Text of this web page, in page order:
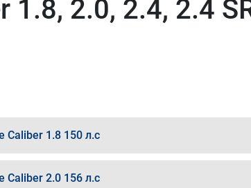
2.0, 2.4, 2.4
Caliber 1.8 150 л.с
Caliber 2.0 156 л.с